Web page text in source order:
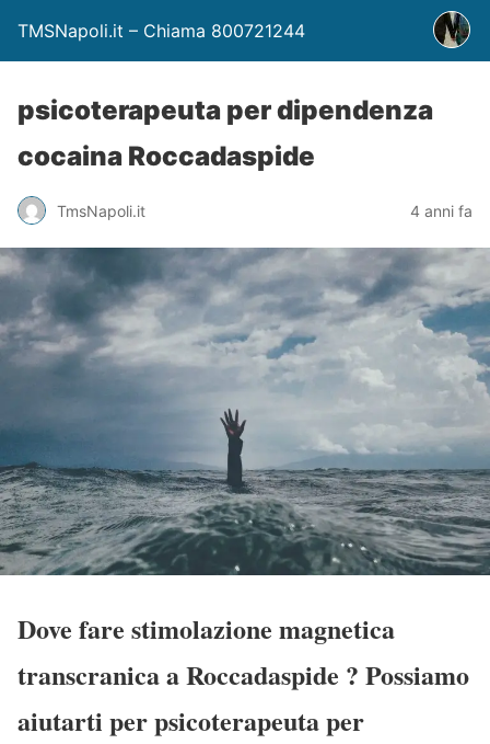
TMSNapoli.it – Chiama 800721244
psicoterapeuta per dipendenza
cocaina Roccadaspide
TmsNapoli.it 4 anni fa
Dove fare stimolazione magnetica
transcranica a Roccadaspide ? Possiamo
aiutarti per psicoterapeuta per